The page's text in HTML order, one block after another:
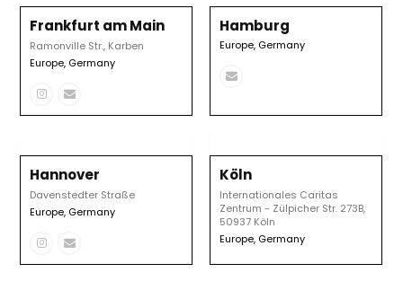
Frankfurt am Main
Ramonville Str., Karben
Europe, Germany
Instagram
Email
Hamburg
Europe, Germany
Email
Hannover
Davenstedter Straße
Europe, Germany
Instagram
Email
Köln
Internationales Caritas
Zentrum - Zülpicher Str. 273B,
50937 Köln
Europe, Germany